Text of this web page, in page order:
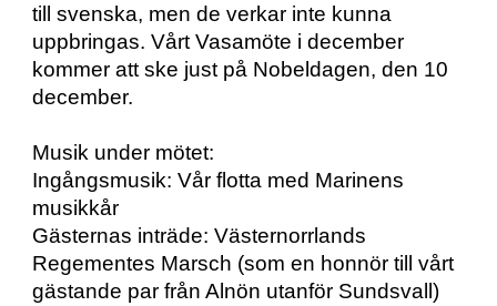
till svenska, men de verkar inte kunna
uppbringas. Vårt Vasamöte i december
kommer att ske just på Nobeldagen, den 10
december.
Musik under mötet:
Ingångsmusik: Vår flotta med Marinens
musikkår
Gästernas inträde: Västernorrlands
Regementes Marsch (som en honnör till vårt
gästande par från Alnön utanför Sundsvall)